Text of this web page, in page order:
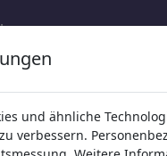
Ihr
zurück
und ähnliche
verbessern.